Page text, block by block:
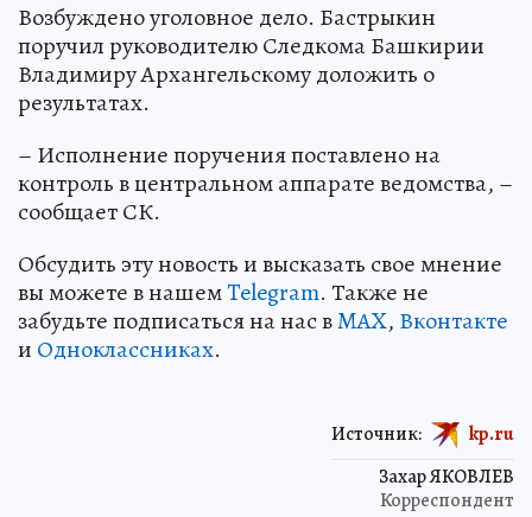
Возбуждено уголовное дело. Бастрыкин
поручил руководителю Следкома Башкирии
Владимиру Архангельскому доложить о
результатах.
– Исполнение поручения поставлено на
контроль в центральном аппарате ведомства, –
сообщает СК.
Обсудить эту новость и высказать свое мнение
вы можете в нашемTelegram. Также не
забудьте подписаться на нас вMAX, Вконтакте
и Одноклассниках.
Захар ЯКОВЛЕВ
Корреспондент
Источник: kp.ru